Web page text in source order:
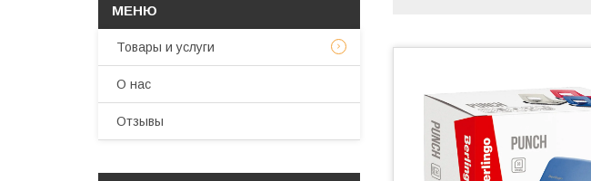
Товары и услуги
О нас
Отзывы